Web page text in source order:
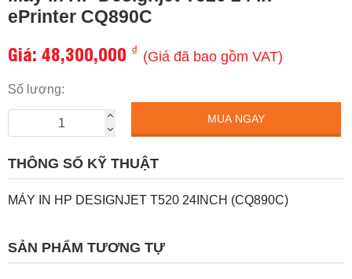
ePrinter CQ890C
Giá: 48,300,000 ₫ (Giá đã bao gồm VAT)
Số lượng:
MUA NGAY
THÔNG SỐ KỸ THUẬT
MÁY IN HP DESIGNJET T520 24INCH (CQ890C)
SẢN PHẨM TƯƠNG TỰ